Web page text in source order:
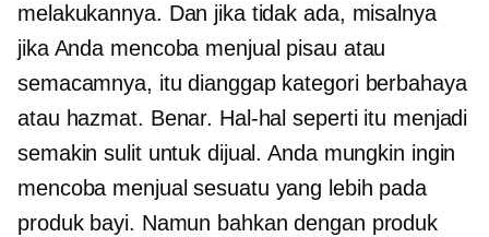
melakukannya. Dan jika tidak ada, misalnya
jika Anda mencoba menjual pisau atau
semacamnya, itu dianggap kategori berbahaya
atau hazmat. Benar. Hal-hal seperti itu menjadi
semakin sulit untuk dijual. Anda mungkin ingin
mencoba menjual sesuatu yang lebih pada
produk bayi. Namun bahkan dengan produk